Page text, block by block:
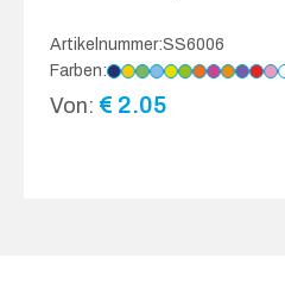
Artikelnummer:SS6006
Farben:
Von: € 2.05